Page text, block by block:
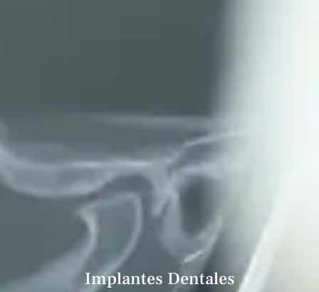
Implantes Dentales